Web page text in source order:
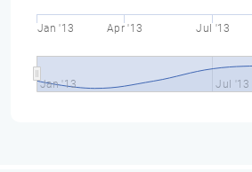
Jan '13 Apr '13 Jul '13
Jan '13 Jul '13